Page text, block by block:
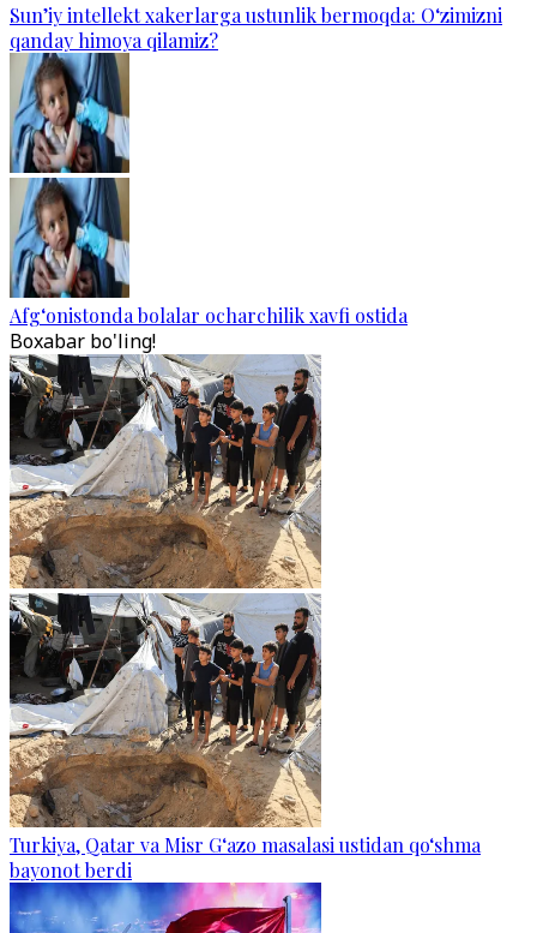
Sun’iy intellekt xakerlarga ustunlik bermoqda: O‘zimizni
qanday himoya qilamiz?
Afg‘onistonda bolalar ocharchilik xavfi ostida
Boxabar bo'ling!
Turkiya, Qatar va Misr G‘azo masalasi ustidan qo‘shma
bayonot berdi